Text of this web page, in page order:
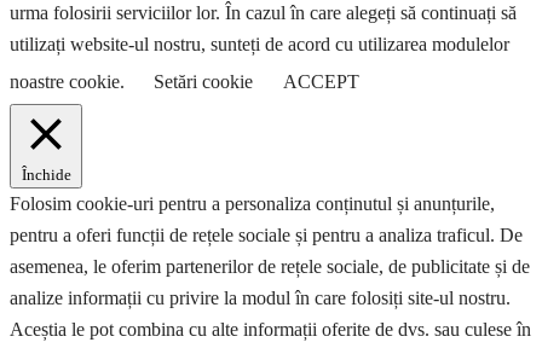
urma folosirii serviciilor lor. În cazul în care alegeți să continuați să
utilizați website-ul nostru, sunteți de acord cu utilizarea modulelor
noastre cookie.
Setări cookie ACCEPT
Închide
Folosim cookie-uri pentru a personaliza conținutul și anunțurile,
pentru a oferi funcții de rețele sociale și pentru a analiza traficul. De
asemenea, le oferim partenerilor de rețele sociale, de publicitate și de
analize informații cu privire la modul în care folosiți site-ul nostru.
Aceștia le pot combina cu alte informații oferite de dvs. sau culese în